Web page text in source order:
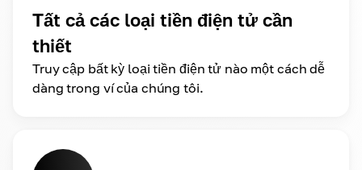
Tất cả các loại tiền điện tử cần
thiết
Truy cập bất kỳ loại tiền điện tử nào một cách dễ
dàng trong ví của chúng tôi.